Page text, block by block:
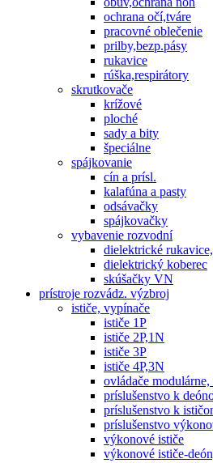
ochrana očí,tváre
pracovné oblečenie
prilby,bezp.pásy
rukavice
rúška,respirátory
skrutkovače
krížové
ploché
sady a bity
špeciálne
spájkovanie
cín a prísl.
kalafúna a pasty
odsávačky
spájkovačky
vybavenie rozvodní
dielektrické
dielektrický koberec
skúšačky VN
prístroje rozvádz. výzbroj
ističe, vypínače
ističe 1P
ističe 2P,1N
ističe 3P
ističe 4P,3N
ovládače
príslušenstvo k
príslušenstvo k
príslušenstvo
výkonové ističe
výkonové ističe-